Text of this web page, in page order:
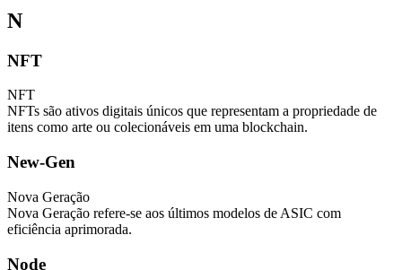
N
NFT
NFT
NFTs são ativos digitais únicos que representam a propriedade de
itens como arte ou colecionáveis em uma blockchain.
New-Gen
Nova Geração
Nova Geração refere-se aos últimos modelos de ASIC com
eficiência aprimorada.
Node